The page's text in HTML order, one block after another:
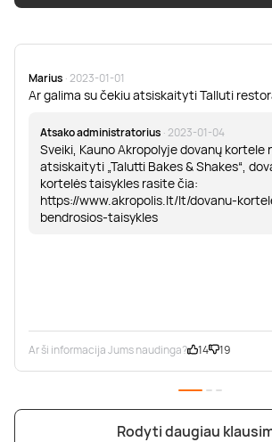
Marius · 2023-01-01
Ar galima su čekiu atsiskaityti Talluti
Atsako administratorius · 2023-01-04
Sveiki, Kauno Akropolyje dovanų kortele
atsiskaityti „Talutti Bakes & Shakes“,
kortelės taisykles rasite čia:
https://www.akropolis.lt/lt/dovanu-
bendrosios-taisykles
Ar ši informacija Jums naudinga? 14 19
Rodyti daugiau